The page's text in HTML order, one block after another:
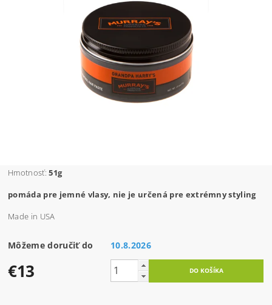
Hmotnosť:51g
pomáda pre jemné vlasy, nie je určená pre extrémny styling
Made in USA
Môžeme doručiť do 10.8.2026
€13